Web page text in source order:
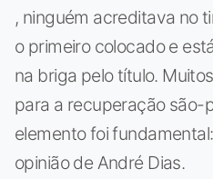
, ninguém acreditava no
o primeiro colocado e
na briga pelo título.
para a recuperação são-
elemento foi
opinião de André Dias.